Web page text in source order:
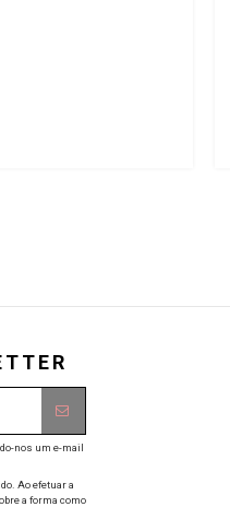
nos um e-mail
Ao efetuar a
a forma como